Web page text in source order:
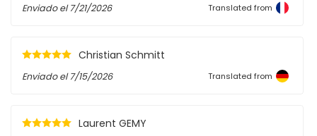
Enviado el7/21/2026 Translated from
Christian Schmitt
Enviado el7/15/2026 Translated from
Laurent GEMY